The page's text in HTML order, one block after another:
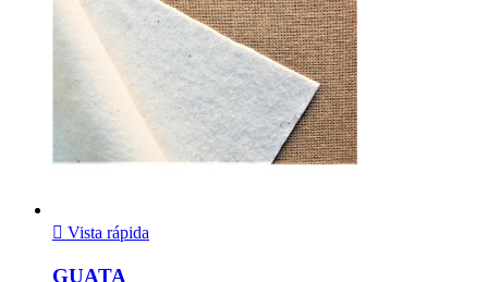
 Vista rápida
GUATA